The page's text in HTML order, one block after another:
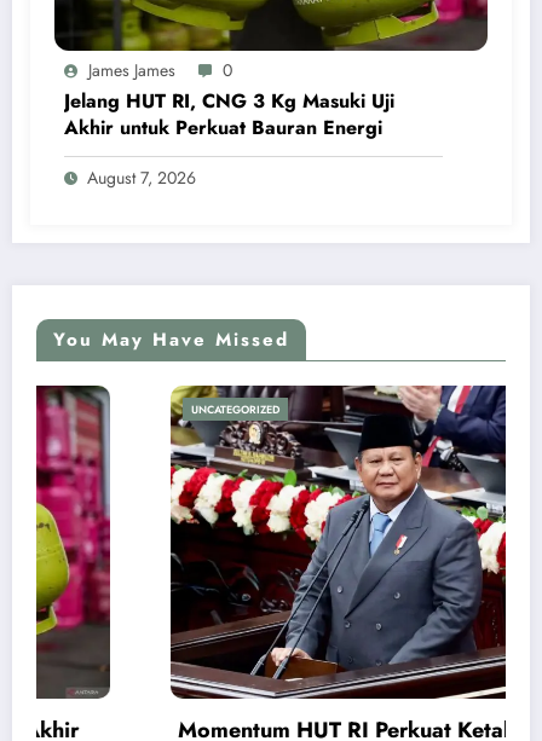
James James 0
Jelang HUT RI, CNG 3 Kg Masuki Uji
Akhir untuk Perkuat Bauran Energi
August 7, 2026
You May Have Missed
UNCATEGORIZED
Momentum HUT RI Perkuat Ketahanan